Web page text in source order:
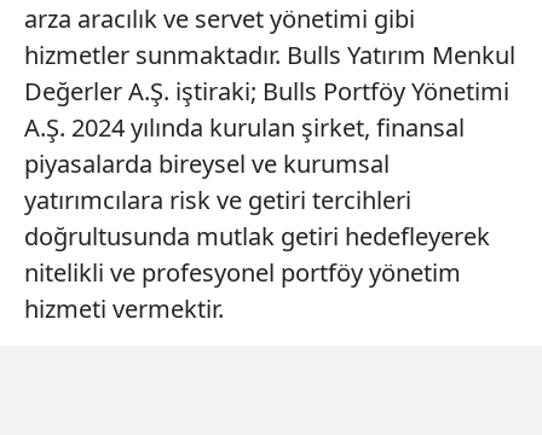
arza aracılık ve servet yönetimi gibi
hizmetler sunmaktadır. Bulls Yatırım Menkul
Değerler A.Ş. iştiraki; Bulls Portföy Yönetimi
A.Ş. 2024 yılında kurulan şirket, finansal
piyasalarda bireysel ve kurumsal
yatırımcılara risk ve getiri tercihleri
doğrultusunda mutlak getiri hedefleyerek
nitelikli ve profesyonel portföy yönetim
hizmeti vermektir.